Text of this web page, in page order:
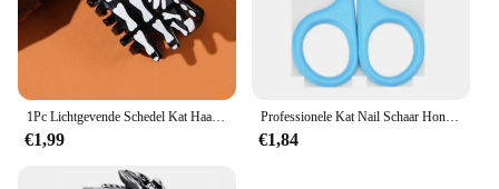
€1,99
Professionele Kat Nail Schaar Hond Nagelknipper Teen Klauw Trimmer Pet Grooming Supplies Producten Voor Kleine Honden Hond Gadgets
€1,84